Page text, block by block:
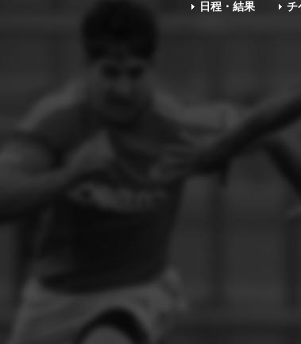
日程・結果 チ